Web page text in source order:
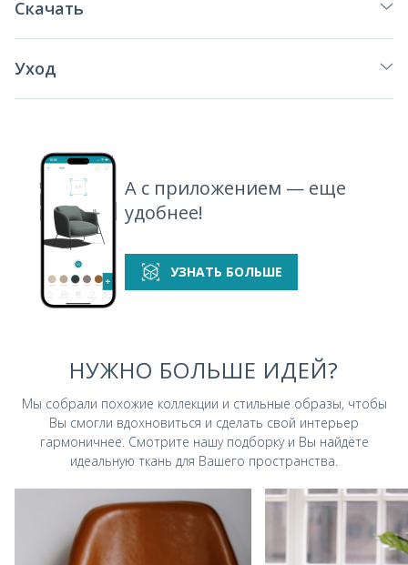
Скачать
Уход
А с приложением — еще
удобнее!
УЗНАТЬ БОЛЬШЕ
НУЖНО БОЛЬШЕ ИДЕЙ?
Мы собрали похожие коллекции и стильные образы, чтобы
Вы смогли вдохновиться и сделать свой интерьер
гармоничнее. Смотрите нашу подборку и Вы найдёте
идеальную ткань для Вашего пространства.